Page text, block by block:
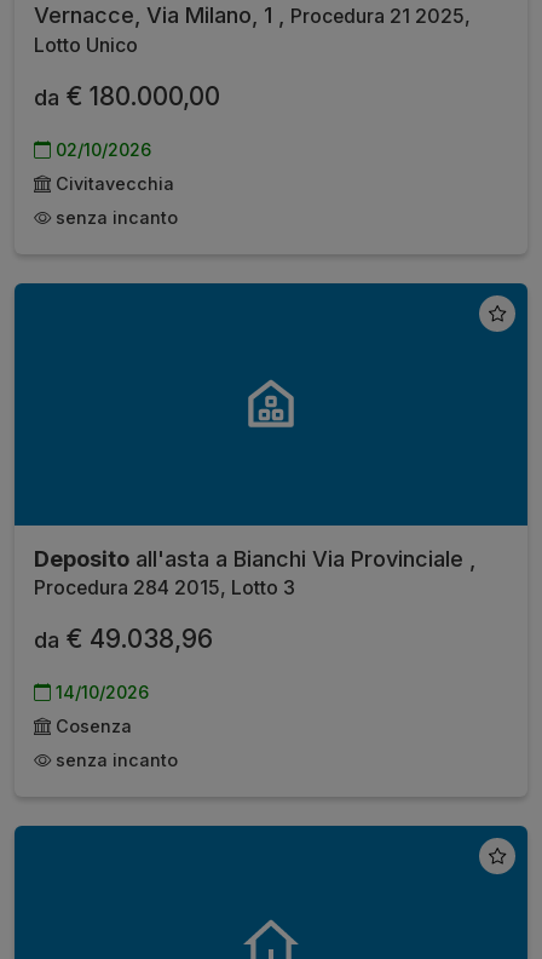
Vernacce, Via Milano, 1 ,
Procedura 21 2025,
Lotto Unico
da € 180.000,00
02/10/2026
Civitavecchia
senza incanto
Deposito all'asta a Bianchi Via Provinciale ,
Procedura 284 2015, Lotto 3
da € 49.038,96
14/10/2026
Cosenza
senza incanto